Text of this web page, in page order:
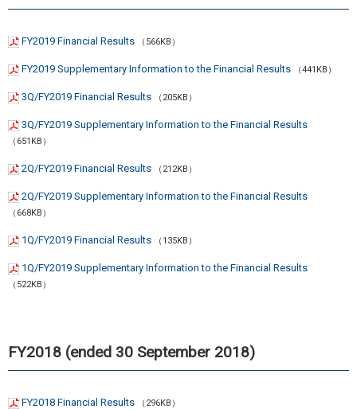
FY2019 Financial Results （566KB）
FY2019 Supplementary Information to the Financial Results （441KB）
3Q/FY2019 Financial Results （205KB）
3Q/FY2019 Supplementary Information to the Financial Results
（651KB）
2Q/FY2019 Financial Results （212KB）
2Q/FY2019 Supplementary Information to the Financial Results
（668KB）
1Q/FY2019 Financial Results （135KB）
1Q/FY2019 Supplementary Information to the Financial Results
（522KB）
FY2018 (ended 30 September 2018)
FY2018 Financial Results （296KB）